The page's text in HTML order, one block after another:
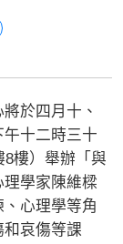
於四月十、
十二時三十
樓）舉辦「與
學家陳維樑
心理學等角
哀傷等課